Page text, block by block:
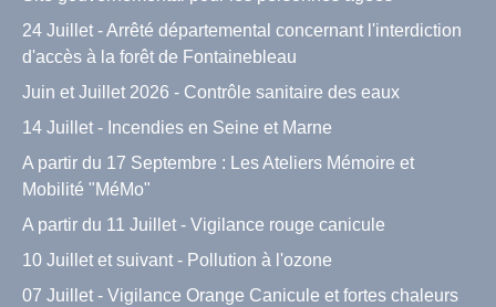
24 Juillet - Arrêté départemental concernant l'interdiction
d'accès à la forêt de Fontainebleau
Juin et Juillet 2026 - Contrôle sanitaire des eaux
14 Juillet - Incendies en Seine et Marne
A partir du 17 Septembre : Les Ateliers Mémoire et
Mobilité "MéMo"
A partir du 11 Juillet - Vigilance rouge canicule
10 Juillet et suivant - Pollution à l'ozone
07 Juillet - Vigilance Orange Canicule et fortes chaleurs